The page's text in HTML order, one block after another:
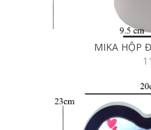
MIKA HỘP